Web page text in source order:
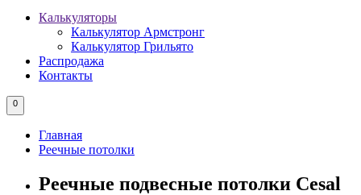
Калькуляторы
Калькулятор Армстронг
Калькулятор Грильято
Распродажа
Контакты
0
Главная
Реечные потолки
Реечные подвесные потолки Cesal